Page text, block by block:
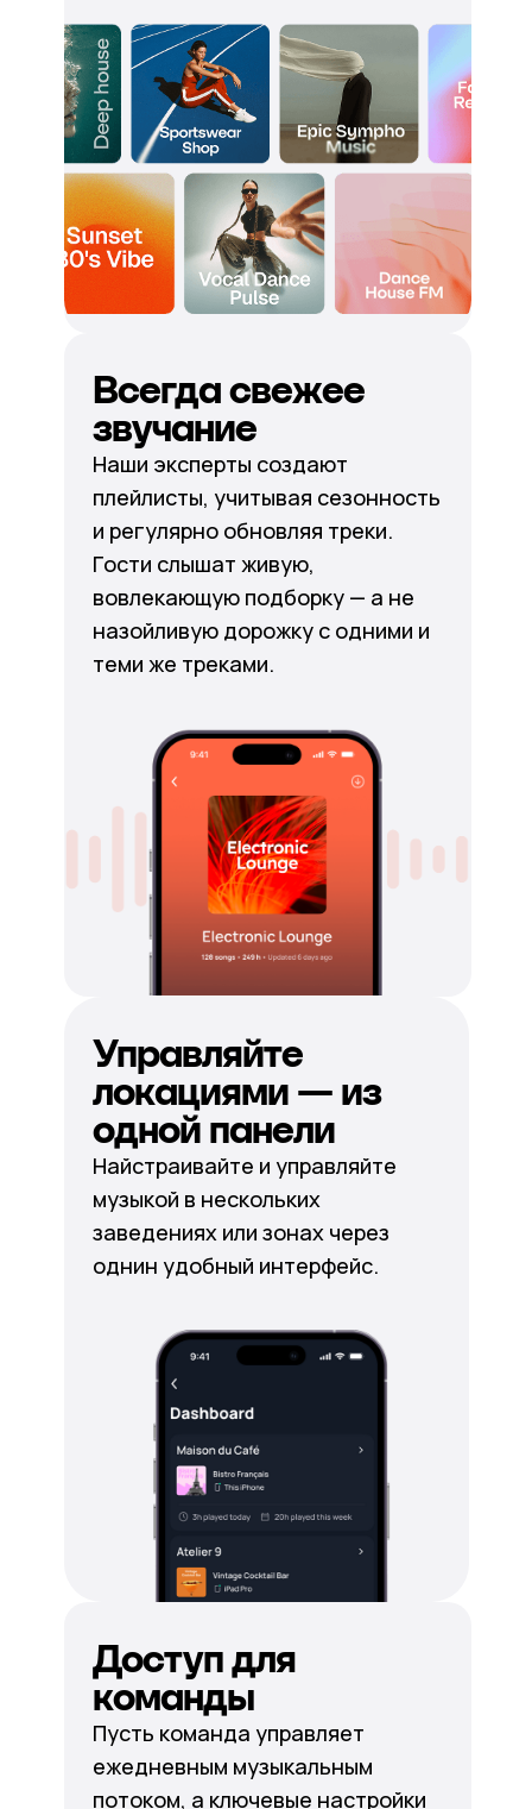
Всегда свежее
звучание
Наши эксперты создают
плейлисты, учитывая сезонность
и регулярно обновляя треки.
Гости слышат живую,
вовлекающую подборку — а не
назойливую дорожку с одними и
теми же треками.
Управляйте
локациями — из
одной панели
Найстраивайте и управляйте
музыкой в нескольких
заведениях или зонах через
однин удобный интерфейс.
Доступ для
команды
Пусть команда управляет
ежедневным музыкальным
потоком, а ключевые настройки